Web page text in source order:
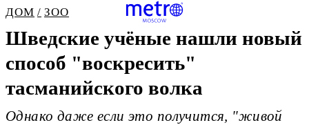
ДОМ ЗОО
Шведские учёные нашли новый
способ "воскресить"
тасманийского волка
Однако даже если это получится, "живой